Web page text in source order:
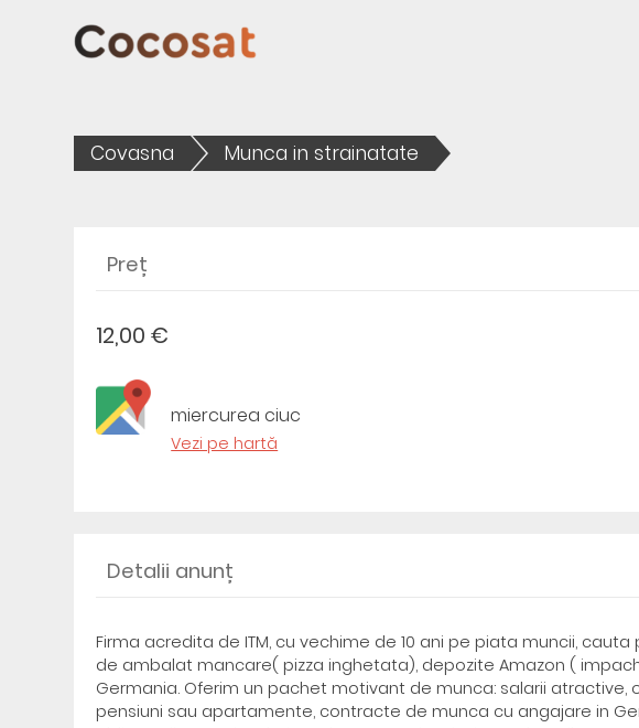
Covasna Munca in strainatate
Preț
12,00 €
miercurea ciuc
Vezi pe hartă
Detalii anunț
Firma acredita de ITM, cu vechime de 10 ani pe piata muncii,
de ambalat mancare( pizza inghetata), depozite Amazon (
Germania. Oferim un pachet motivant de munca: salarii atractive,
pensiuni sau apartamente, contracte de munca cu angajare in